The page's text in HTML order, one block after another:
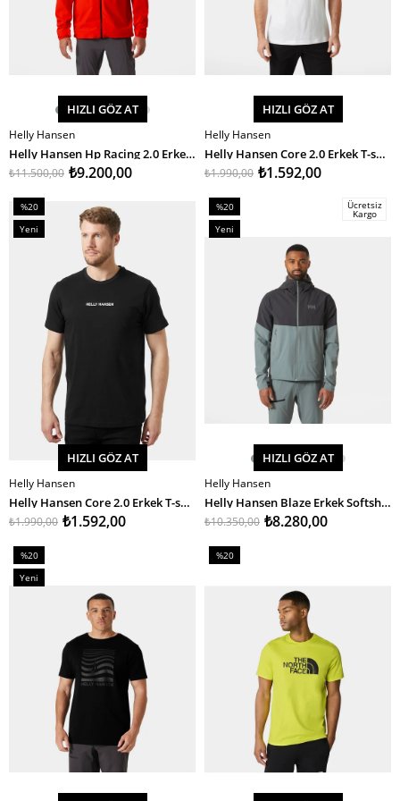
SEPETE EKLE
HIZLI GÖZ AT
Helly Hansen
Helly Hansen Hp Racing 2.0 Erkek Mont
₺9.200,00
₺11.500,00
SEPETE EKLE
HIZLI GÖZ AT
Helly Hansen
Helly Hansen Core 2.0 Erkek T-shirt
₺1.592,00
₺1.990,00
SEPETE EKLE
%20
İndirim
%20İndirim
Yeni
HIZLI GÖZ AT
Helly Hansen
Helly Hansen Core 2.0 Erkek T-shirt
₺1.592,00
₺1.990,00
SEPETE EKLE
%20
İndirim
%20İndirim
Yeni
Ücretsiz
Kargo
HIZLI GÖZ AT
Helly Hansen
Helly Hansen Blaze Erkek Softshell
₺8.280,00
₺10.350,00
%20
İndirim
%20İndirim
Yeni
%20